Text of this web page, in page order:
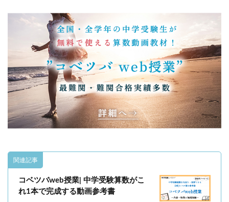
関連記事
コベツバweb授業| 中学受験算数がこ
れ1本で完成する動画参考書